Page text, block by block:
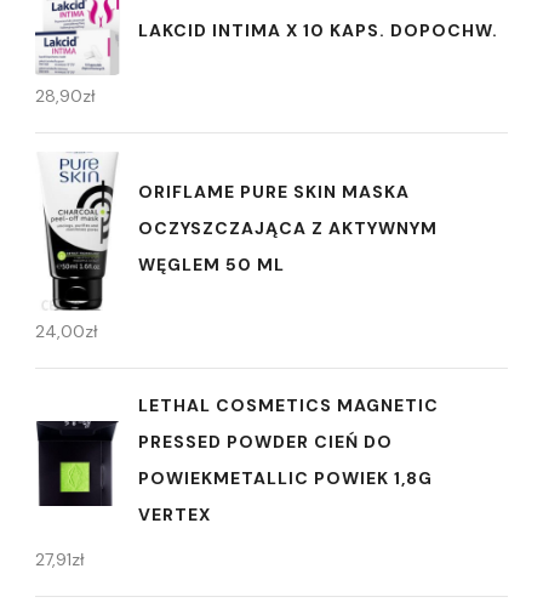
LAKCID INTIMA X 10 KAPS. DOPOCHW.
28,90zł
ORIFLAME PURE SKIN MASKA
OCZYSZCZAJĄCA Z AKTYWNYM
WĘGLEM 50 ML
24,00zł
LETHAL COSMETICS MAGNETIC
PRESSED POWDER CIEŃ DO
POWIEKMETALLIC POWIEK 1,8G
VERTEX
27,91zł